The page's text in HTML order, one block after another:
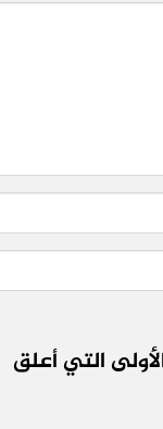
التي أعلق